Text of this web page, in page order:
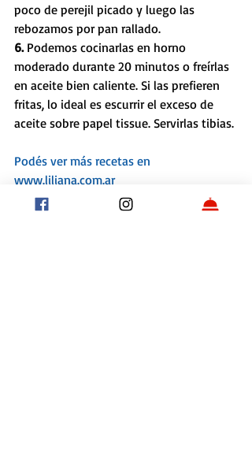
poco de perejil picado y luego las
rebozamos por pan rallado.
6. Podemos cocinarlas en horno
moderado durante 20 minutos o freírlas
en aceite bien caliente. Si las prefieren
fritas, lo ideal es escurrir el exceso de
aceite sobre papel tissue. Servirlas tibias.
Podés ver más recetas en
www.liliana.com.ar